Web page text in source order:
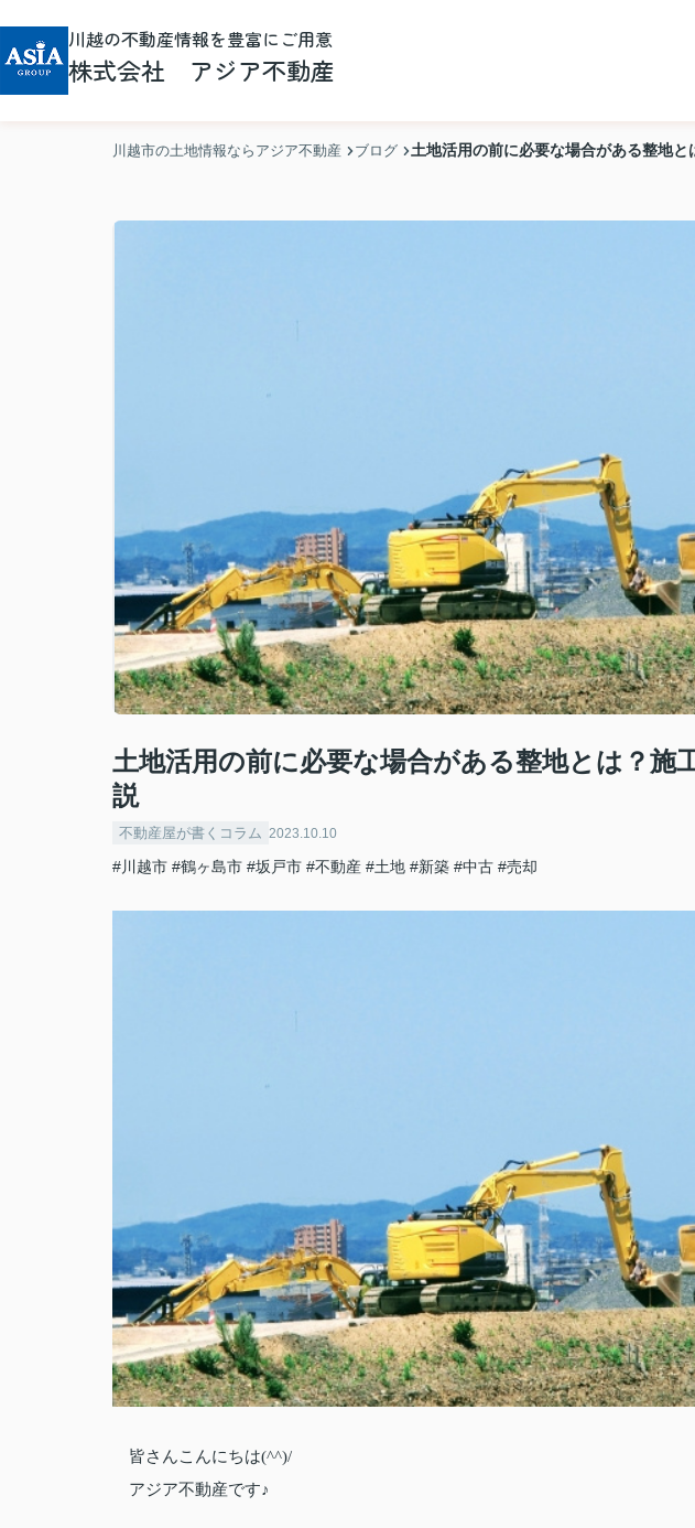
川越の不動産情報を豊富にご用意
株式会社 アジア不動産
川越市の土地情報ならアジア不動産 ブログ 土地活用の前に必要な場合がある整地
土地活用の前に必要な場合がある整地とは？施
説
不動産屋が書くコラム 2023.10.10
#川越市 #鶴ヶ島市 #坂戸市 #不動産 #土地 #新築 #中古 #売却
皆さんこんにちは(^^)/
アジア不動産です♪